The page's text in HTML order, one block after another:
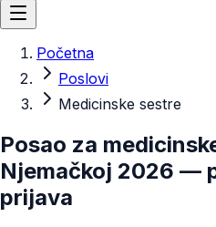
Početna
Poslovi
Medicinske sestre
Posao za
Njemačkoj 2026 —
prijava